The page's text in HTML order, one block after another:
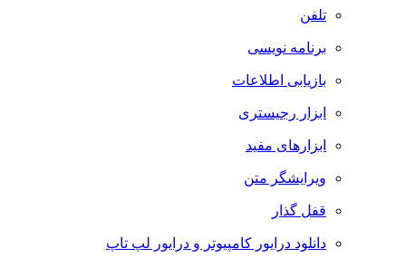
تلفن
برنامه نویسی
بازیابی اطلاعات
ابزار رجیستری
ابزارهای مفید
ویرایشگر متن
قفل گذار
دانلود درایور کامپیوتر و درایور لپ تاپ